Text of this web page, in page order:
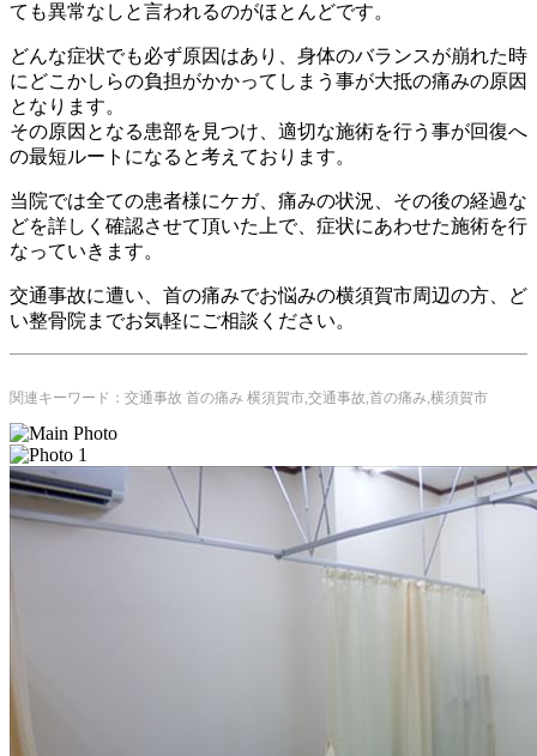
ても異常なしと言われるのがほとんどです。
どんな症状でも必ず原因はあり、身体のバランスが崩れた時
にどこかしらの負担がかかってしまう事が大抵の痛みの原因
となります。
その原因となる患部を見つけ、適切な施術を行う事が回復へ
の最短ルートになると考えております。
当院では全ての患者様にケガ、痛みの状況、その後の経過な
どを詳しく確認させて頂いた上で、症状にあわせた施術を行
なっていきます。
交通事故に遭い、首の痛みでお悩みの横須賀市周辺の方、ど
い整骨院までお気軽にご相談ください。
関連キーワード：交通事故 首の痛み 横須賀市,交通事故,首の痛み,横須賀市